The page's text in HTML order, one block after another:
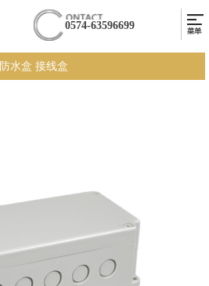
0574-63596699
防水盒 接线盒